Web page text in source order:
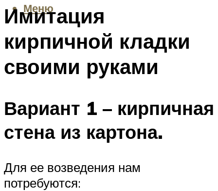
Меню
Имитация
кирпичной кладки
своими руками
Вариант 1 – кирпичная
стена из картона.
Для ее возведения нам
потребуются: